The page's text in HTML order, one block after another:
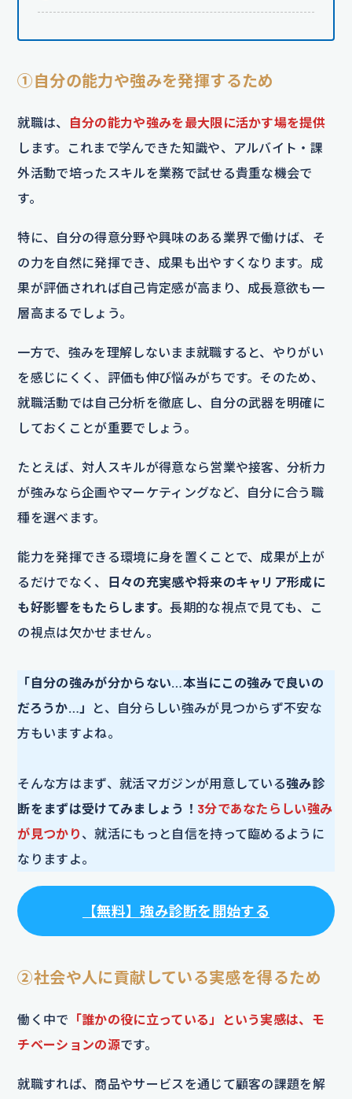
①自分の能力や強みを発揮するため
就職は、
自分の能力や強みを最大限に活かす場を提供
します。これまで学んできた知識や、アルバイト・課
外活動で培ったスキルを業務で試せる貴重な機会で
す。
特に、自分の得意分野や興味のある業界で働けば、そ
の力を自然に発揮でき、成果も出やすくなります。成
果が評価されれば自己肯定感が高まり、成長意欲も一
層高まるでしょう。
一方で、強みを理解しないまま就職すると、やりがい
を感じにくく、評価も伸び悩みがちです。そのため、
就職活動では自己分析を徹底し、自分の武器を明確に
しておくことが重要でしょう。
たとえば、対人スキルが得意なら営業や接客、分析力
が強みなら企画やマーケティングなど、自分に合う職
種を選べます。
能力を発揮できる環境に身を置くことで、成果が上が
るだけでなく、
日々の充実感や将来のキャリア形成に
も好影響をもたらします。長期的な視点で見ても、こ
の視点は欠かせません。
「自分の強みが分からない…本当にこの強みで良いの
だろうか…」
と、自分らしい強みが見つからず不安な
方もいますよね。
そんな方はまず、就活マガジンが用意している強み診
断をまずは受けてみましょう！ 3分であなたらしい強み
が見つかり 、就活にもっと自信を持って臨めるように
なりますよ。
【無料】強み診断を開始する
②社会や人に貢献している実感を得るため
働く中で 「誰かの役に立っている」という実感は、モ
チベーションの源です。
就職すれば、商品やサービスを通じて顧客の課題を解